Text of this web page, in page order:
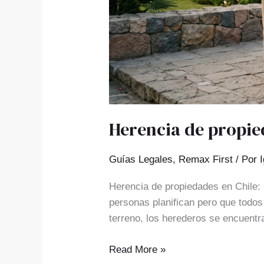
Herencia de
Guías Legales, Remax First / Por
Herencia de propiedades en
personas planifican pero que
terreno, los herederos se
Read More »